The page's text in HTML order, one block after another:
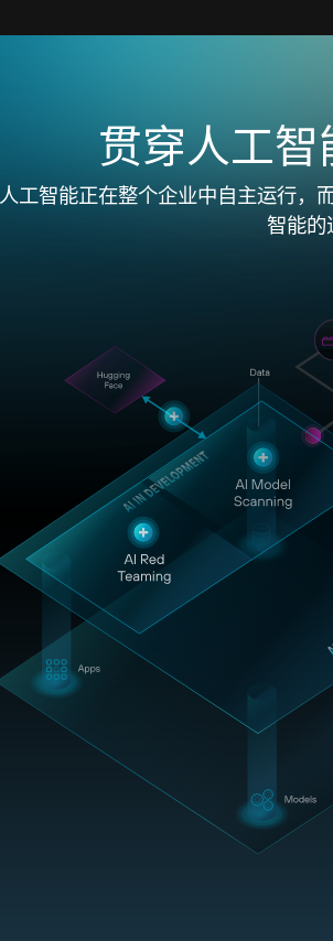
贯穿人工
人工智能正在整个企业中自主运行，
智能的